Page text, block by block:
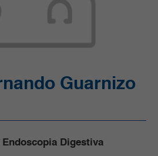
Guarnizo
Digestiva